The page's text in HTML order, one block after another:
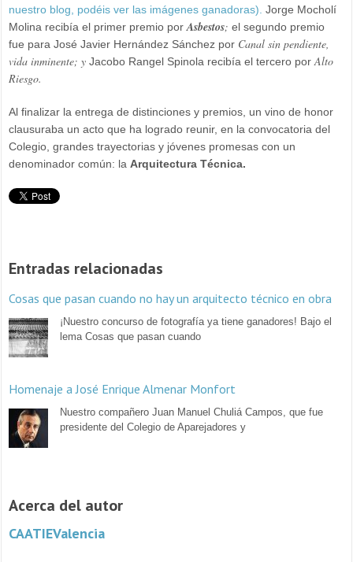
nuestro blog, podéis ver las imágenes ganadoras). Jorge Mocholí
Molina recibía el primer premio porAsbestos; el segundo premio
fue para José Javier Hernández Sánchez por Canal sin pendiente,
vida inminente; yJacobo Rangel Spinola recibía el tercero porAlto
Riesgo.
Al finalizar la entrega de distinciones y premios, un vino de honor
clausuraba un acto que ha logrado reunir, en la convocatoria del
Colegio, grandes trayectorias y jóvenes promesas con un
denominador común: la Arquitectura Técnica.
Entradas relacionadas
Cosas que pasan cuando no hay un arquitecto técnico en obra
¡Nuestro concurso de fotografía ya tiene ganadores! Bajo el
lema Cosas que pasan cuando
Homenaje a José Enrique Almenar Monfort
Nuestro compañero Juan Manuel Chuliá Campos, que fue
presidente del Colegio de Aparejadores y
Acerca del autor
CAATIEValencia